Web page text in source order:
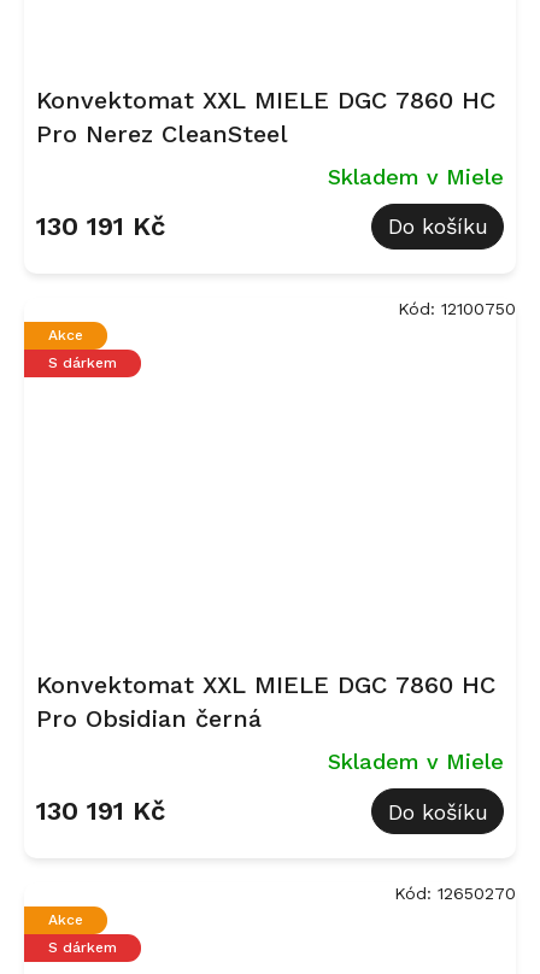
Konvektomat XXL MIELE DGC 7860 HC
Pro Nerez CleanSteel
Skladem v Miele
130 191 Kč Do košíku
Akce
S dárkem
Konvektomat XXL MIELE DGC 7860 HC
Pro Obsidian černá
Skladem v Miele
130 191 Kč Do košíku
Kód: 12100750
Akce
S dárkem
Kód: 12650270